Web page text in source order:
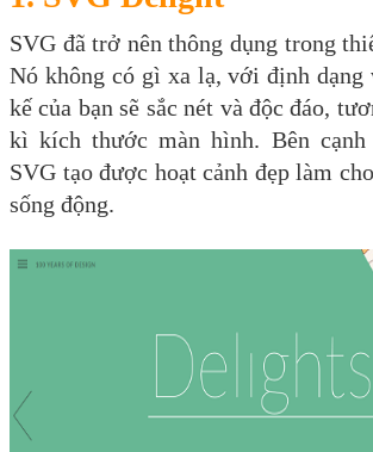
SVG đã trở nên thông dụng trong
Nó không có gì xa lạ, với định dạng
kế của bạn sẽ sắc nét và độc đáo,
kì kích thước màn hình. Bên
SVG tạo được hoạt cảnh đẹp làm
sống động.